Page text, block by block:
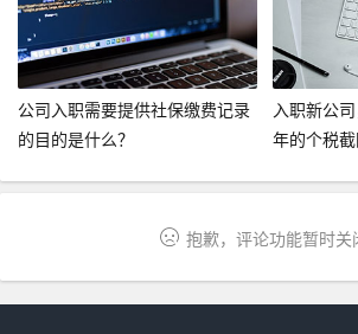
公司入职需要提供社保缴费记录
的目的是什么？
入职新公
年的个税
抱歉，评论功能暂时关